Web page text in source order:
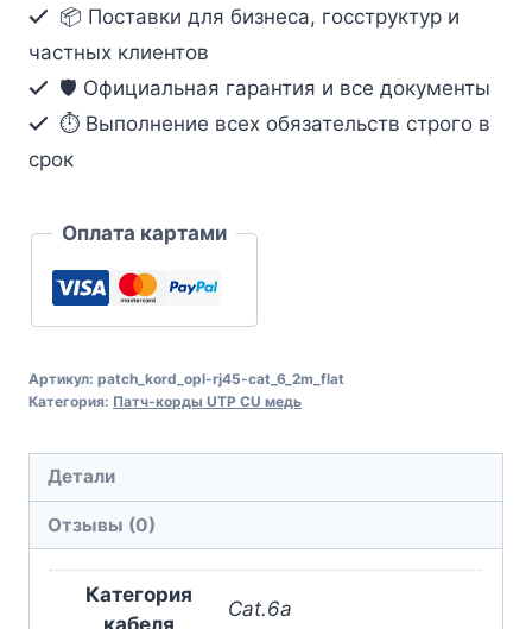
2m-
LSZH
📦 Поставки для бизнеса, госструктур и
частных клиентов
🛡️ Официальная гарантия и все документы
⏱ Выполнение всех обязательств строго в
срок
Оплата картами
Артикул: patch_kord_opl-rj45-cat_6_2m_flat
Категория: Патч-корды UTP CU медь
Детали
Отзывы (0)
Категория
Cat.6a